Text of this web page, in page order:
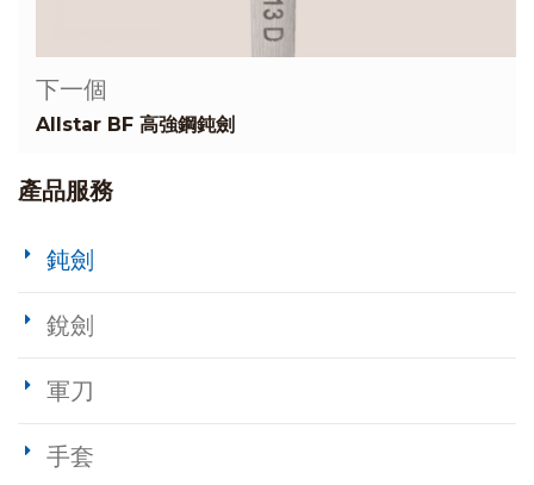
下一個
Allstar BF 高強鋼鈍劍
產品服務
鈍劍
銳劍
軍刀
手套